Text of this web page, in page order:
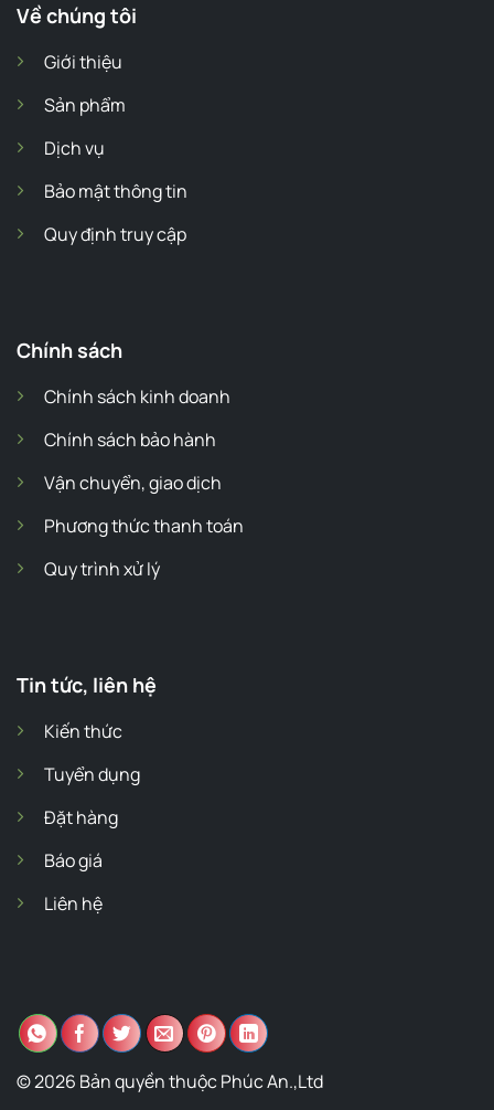
Về chúng tôi
Giới thiệu
Sản phẩm
Dịch vụ
Bảo mật thông tin
Quy định truy cập
Chính sách
Chính sách kinh doanh
Chính sách bảo hành
Vận chuyển, giao dịch
Phương thức thanh toán
Quy trình xử lý
Tin tức, liên hệ
Kiến thức
Tuyển dụng
Đặt hàng
Báo giá
Liên hệ
© 2026 Bản quyền thuộc Phúc An.,Ltd